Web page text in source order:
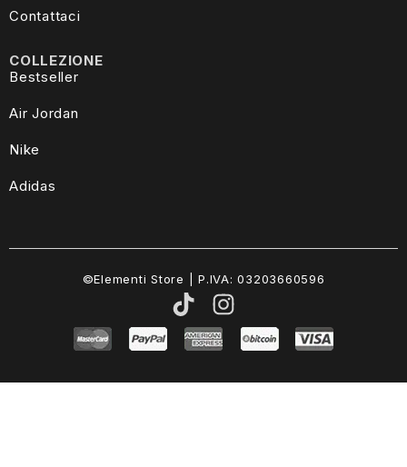
COLLEZIONE
Bestseller
Air Jordan
Nike
Adidas
Contattaci
©Elementi Store | P.IVA: 03203660596